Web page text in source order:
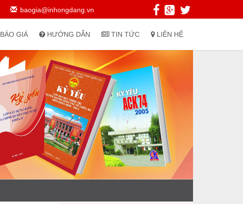
baogia@inhongdang.vn
BÁO GIÁ HƯỚNG DẪN TIN TỨC LIÊN HỆ